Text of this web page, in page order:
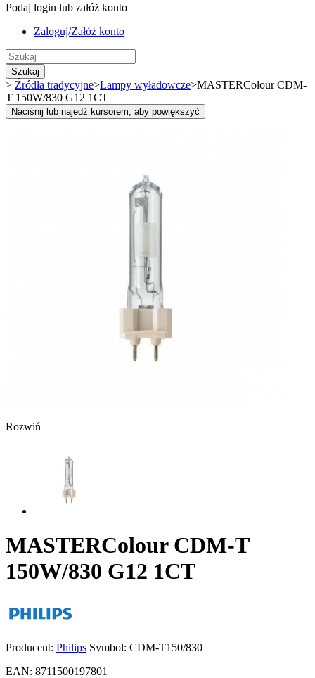
Podaj login lub załóż konto
Zaloguj/Załóż konto
Szukaj
> Źródła tradycyjne>Lampy wyładowcze>MASTERColour CDM-
T 150W/830 G12 1CT
Naciśnij lub najedź kursorem, aby powiększyć
Rozwiń
MASTERColour CDM-T
150W/830 G12 1CT
Producent: Philips Symbol: CDM-T150/830
EAN: 8711500197801